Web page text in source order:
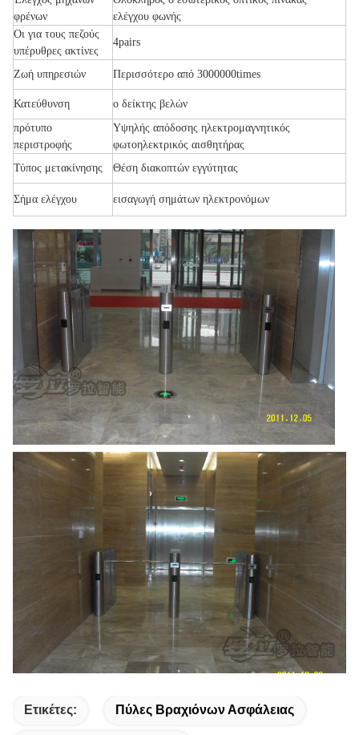
φρένων
ελέγχου φωνής
Οι για τους πεζούς
υπέρυθρες ακτίνες
4pairs
Ζωή υπηρεσιών Περισσότερο από 3000000times
Κατεύθυνση
ο δείκτης βελών
πρότυπο
περιστροφής
Υψηλής απόδοσης ηλεκτρομαγνητικός
φωτοηλεκτρικός αισθητήρας
Τύπος μετακίνησης
Θέση διακοπτών εγγύτητας
Σήμα ελέγχου εισαγωγή σημάτων ηλεκτρονόμων
Ετικέτες: Πύλες Βραχιόνων Ασφάλειας